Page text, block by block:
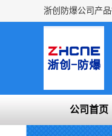
公司首页